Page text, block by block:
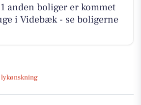
anden boliger er kommet
i Videbæk - se boligerne
lykønskning